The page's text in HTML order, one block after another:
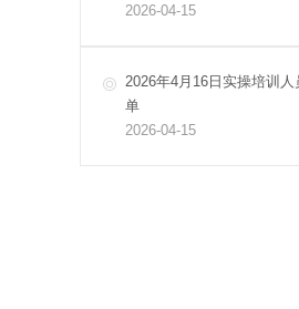
2026-04-15
2026年4月16日实操培训人
单
2026-04-15